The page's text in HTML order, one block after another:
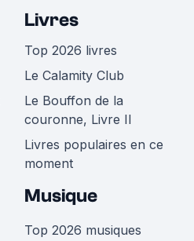
Livres
Top 2026 livres
Le Calamity Club
Le Bouffon de la
couronne, Livre II
Livres populaires en ce
moment
Musique
Top 2026 musiques